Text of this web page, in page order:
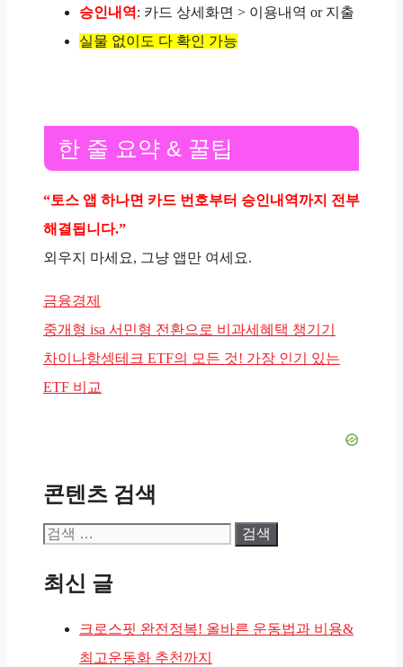
승인내역: 카드 상세화면 > 이용내역 or 지출
실물 없이도 다 확인 가능
한 줄 요약 & 꿀팁
“토스 앱 하나면 카드 번호부터 승인내역까지 전부
해결됩니다.”
외우지 마세요, 그냥 앱만 여세요.
카
테
고
리
금융경제
중개형 isa 서민형 전환으로 비과세혜택 챙기기
차이나항셍테크 ETF의 모든 것! 가장 인기 있는
ETF 비교
콘텐츠 검색
검
최신 글
크로스핏 완전정복! 올바른 운동법과 비용&
최고운동화 추천까지